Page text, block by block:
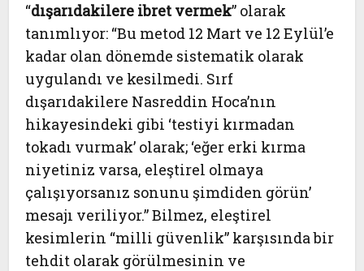
“dışarıdakilere ibret vermek” olarak
tanımlıyor: “Bu metod 12 Mart ve 12 Eylül’e
kadar olan dönemde sistematik olarak
uygulandı ve kesilmedi. Sırf
dışarıdakilere Nasreddin Hoca’nın
hikayesindeki gibi ‘testiyi kırmadan
tokadı vurmak’ olarak; ‘eğer erki kırma
niyetiniz varsa, eleştirel olmaya
çalışıyorsanız sonunu şimdiden görün’
mesajı veriliyor.” Bilmez, eleştirel
kesimlerin “milli güvenlik” karşısında bir
tehdit olarak görülmesinin ve